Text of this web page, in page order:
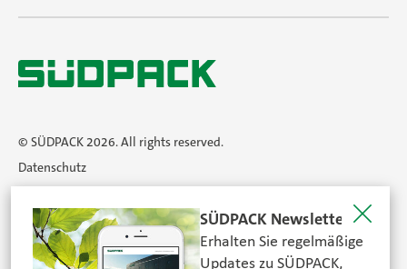
© SÜDPACK 2026. All rights reserved.
Datenschutz
Impressum
Newsletter
SÜDPACK Newsletter
Erhalten Sie regelmäßige
Updates zu SÜDPACK,